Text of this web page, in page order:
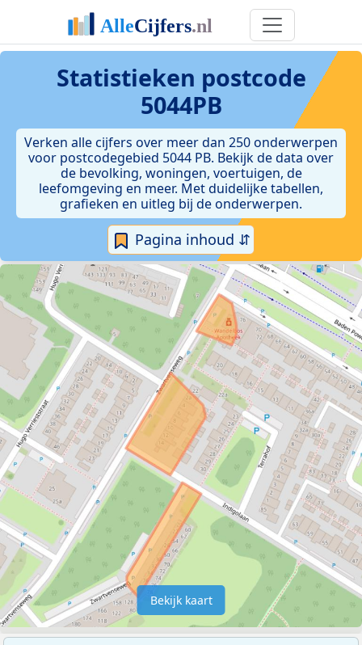
Statistieken postcode
5044PB
Verken alle cijfers over meer dan 250 onderwerpen
voor postcodegebied 5044 PB. Bekijk de data over
de bevolking, woningen, voertuigen, de
leefomgeving en meer. Met duidelijke tabellen,
grafieken en uitleg bij de onderwerpen.
Pagina inhoud ⇵
Bekijk kaart